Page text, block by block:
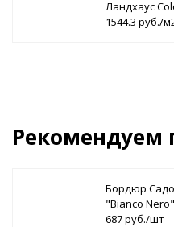
Ландхаус
1544.3 руб./
Рекомендуем
Бордюр
"Bianco Nero"
687 руб./шт